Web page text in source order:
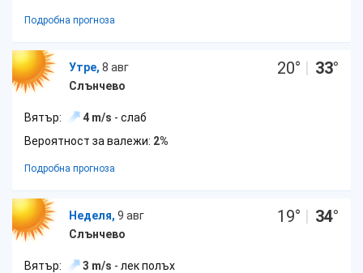
Подробна прогноза
Утре, 8 авг
Слънчево
20° | 33°
Вятър: 4 m/s - слаб
Вероятност за валежи: 2%
Подробна прогноза
Неделя, 9 авг
Слънчево
19° | 34°
Вятър: 3 m/s - лек полъх